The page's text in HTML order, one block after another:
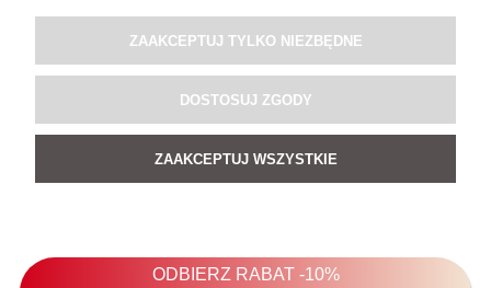
ZAAKCEPTUJ TYLKO NIEZBĘDNE
DOSTOSUJ ZGODY
ZAAKCEPTUJ WSZYSTKIE